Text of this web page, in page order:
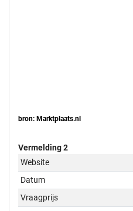
bron: Marktplaats.nl
Vermelding 2
Website
Datum
Vraagprijs